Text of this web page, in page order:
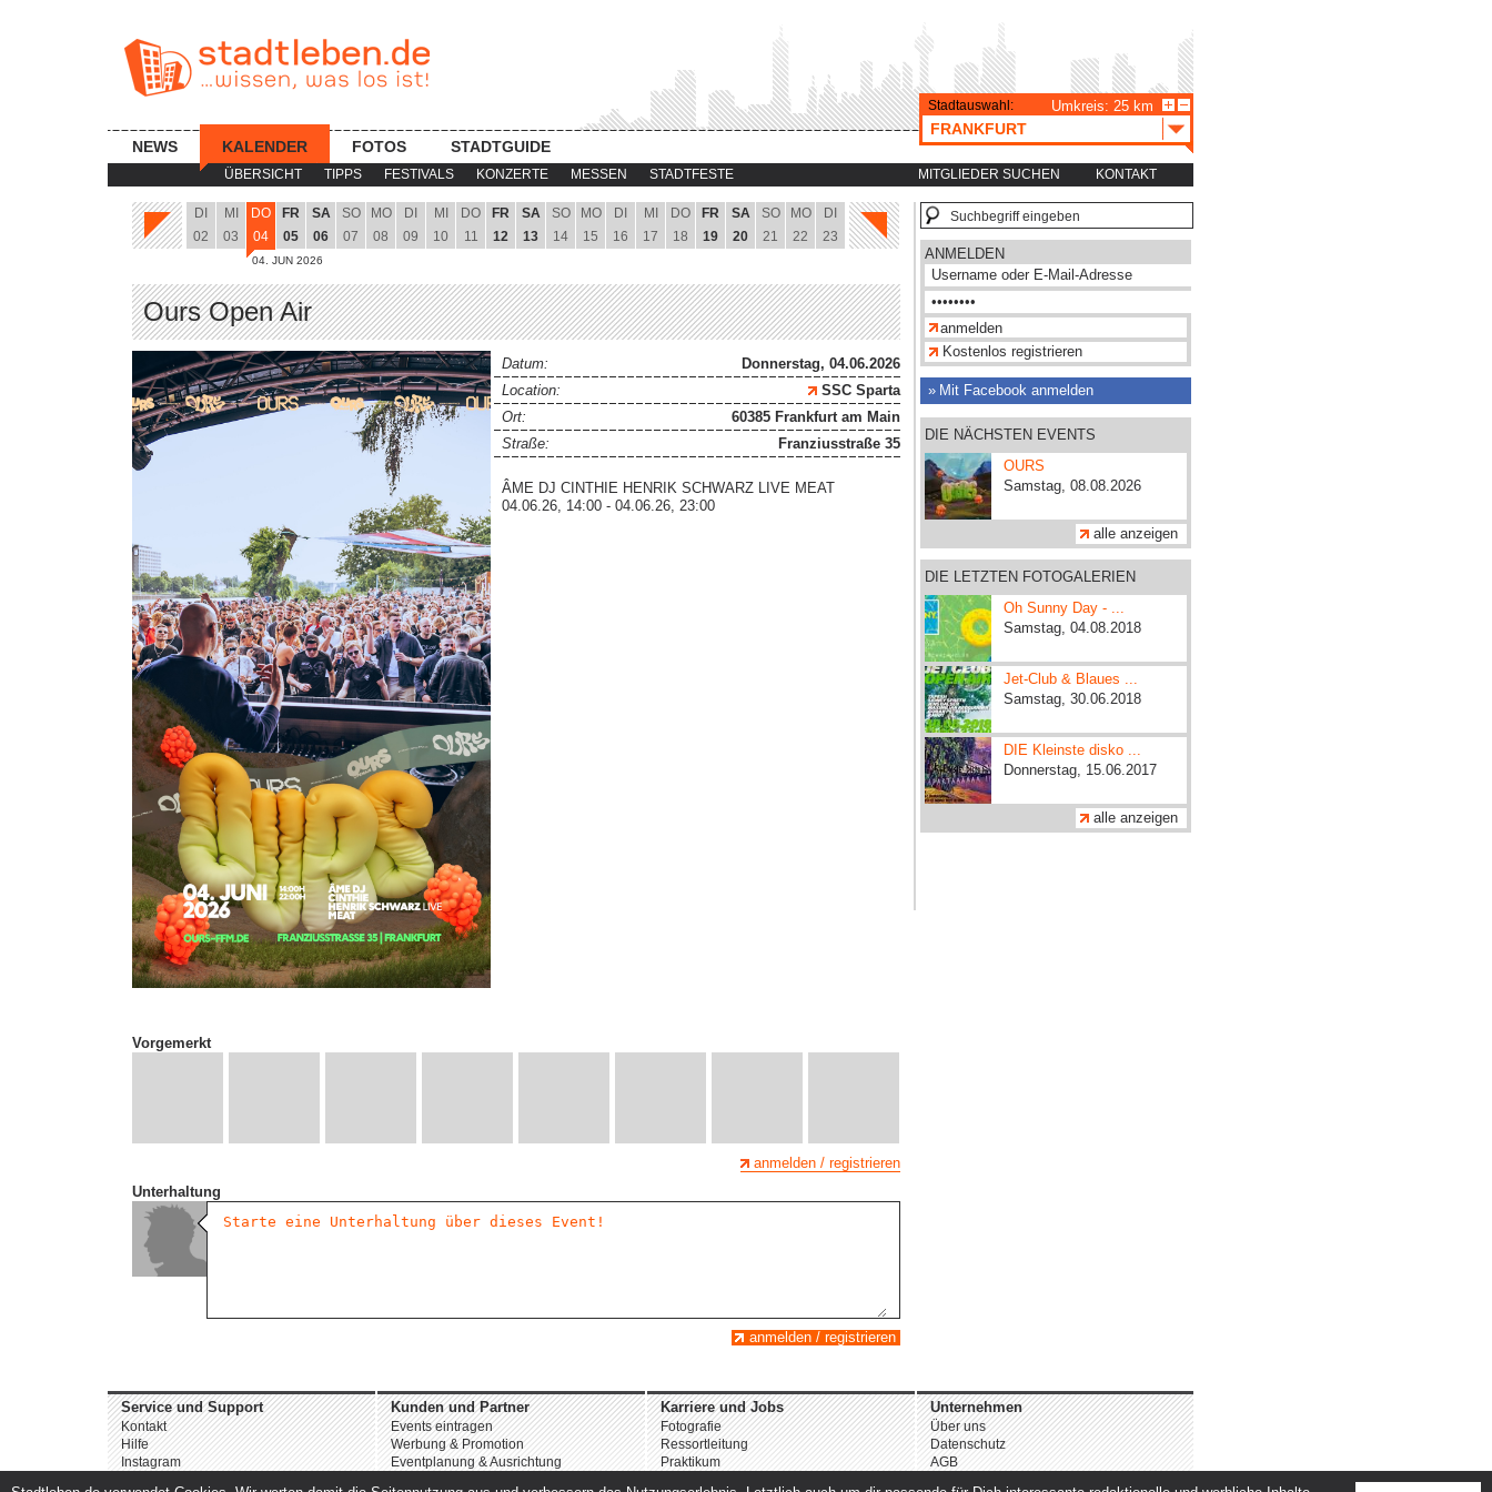
ÜBERSICHT TIPPS FESTIVALS KONZERTE MESSEN STADTFESTE MITGLIEDER SUCHEN KONTAKT
NEWS KALENDER FOTOS STADTGUIDE
Stadtauswahl: Umkreis: 25 km
FRANKFURT
DI
02
MI
03
DO
04
04. JUN 2026
FR
05
SA
06
SO
07
MO
08
DI
09
MI
10
DO
11
FR
12
SA
13
SO
14
MO
15
DI
16
MI
17
DO
18
FR
19
SA
20
SO
21
MO
22
DI
23
Ours Open Air
Datum:
Donnerstag, 04.06.2026
Location:
SSC Sparta
Ort:
60385 Frankfurt am Main
Straße:
Franziusstraße 35
ÂME DJ CINTHIE HENRIK SCHWARZ LIVE MEAT
04.06.26, 14:00 - 04.06.26, 23:00
Vorgemerkt
anmelden / registrieren
Unterhaltung
anmelden / registrieren
ANMELDEN
Kostenlos registrieren
Mit Facebook anmelden
DIE NÄCHSTEN EVENTS
OURS
Samstag, 08.08.2026
alle anzeigen
DIE LETZTEN FOTOGALERIEN
Oh Sunny Day - ...
Samstag, 04.08.2018
Jet-Club & Blaues ...
Samstag, 30.06.2018
DIE Kleinste disko ...
Donnerstag, 15.06.2017
alle anzeigen
Service und Support
Kontakt
Hilfe
Instagram
Kunden und Partner
Events eintragen
Werbung & Promotion
Eventplanung & Ausrichtung
Karriere und Jobs
Fotografie
Ressortleitung
Praktikum
Unternehmen
Über uns
Datenschutz
AGB